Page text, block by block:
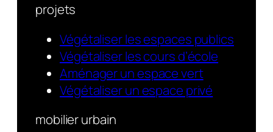
projets
Végétaliser les espaces publics
Végétaliser les cours d’école
Aménager un espace vert
Végétaliser un espace privé
mobilier urbain